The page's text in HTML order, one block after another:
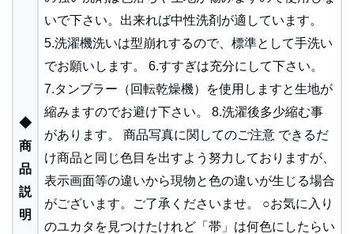
◆
商
品
説
明
いで下さい。出来れば中性洗剤が適しています。
5.洗濯機洗いは型崩れするので、標準として手洗い
でお願いします。 6.すすぎは充分にして下さい。
7.タンブラー（回転乾燥機）を使用しますと生地が
縮みますのでお避け下さい。 8.洗濯後多少縮む事
があります。 商品写真に関してのご注意 できるだ
け商品と同じ色目を出すよう努力しておりますが、
表示画面等の違いから現物と色の違いが生じる場合
がございます。ご了承くださいませ。 ○お気に入り
のユカタを見つけたけれど「帯」は何色にしたらい